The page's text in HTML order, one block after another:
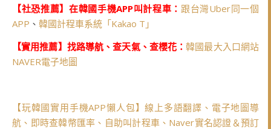
【社恐推薦】在韓國手機APP叫計程車： 跟台灣Uber同一個
APP 、 韓國計程車系統「Kakao T」
【實用推薦】找路導航、查天氣、查櫻花：韓國最大入口網站
NAVER電子地圖
【玩韓國實用手機APP懶人包】線上多語翻譯、電子地圖導
航、即時查韓幣匯率、自助叫計程車、Naver實名認證＆預訂